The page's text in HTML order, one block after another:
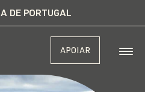
DE PORTUGAL
APOIAR